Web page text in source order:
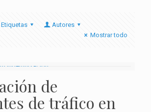
Etiquetas
Autores
Mostrar todo
de
de tráfico en